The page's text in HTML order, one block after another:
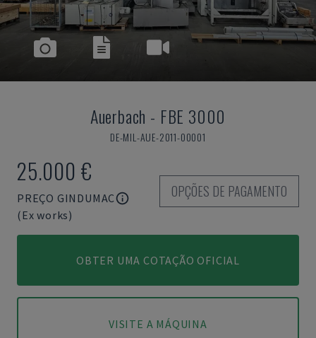
Auerbach - FBE 3000
DE-MIL-AUE-2011-00001
25.000 €
PREÇO GINDUMAC
(Ex works)
OPÇÕES DE PAGAMENTO
OBTER UMA COTAÇÃO OFICIAL
VISITE A MÁQUINA